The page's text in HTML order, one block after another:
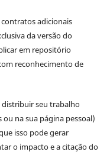
adicionais
da versão do
em repositório
reconhecimento de
distribuir seu trabalho
na sua página pessoal)
isso pode gerar
o impacto e a citação do